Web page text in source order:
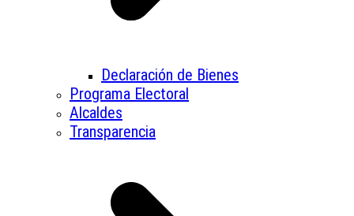
Declaración de Bienes
Programa Electoral
Alcaldes
Transparencia